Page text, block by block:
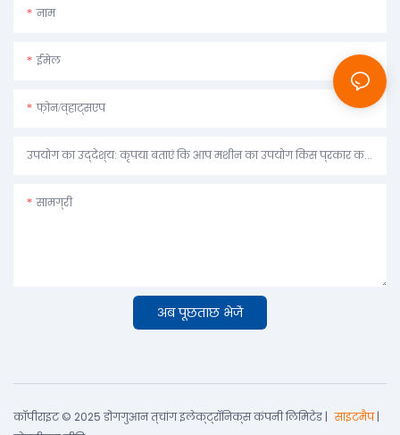
नाम
ईमेल
फ़ोन/व्हाट्सएप
उपयोग का उद्देश्य: कृपया बताएं कि आप मशीन का उपयोग किस प्रकार करने की योजना बना रहे हैं।
सामग्री
अब पूछताछ भेजें
कॉपीराइट © 2025 डोंगगुआन त्चांग इलेक्ट्रॉनिक्स कंपनी लिमिटेड | साइटमैप|